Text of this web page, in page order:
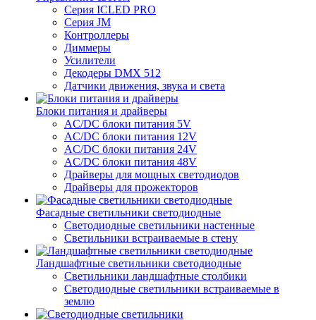
Серия ICLED PRO
Серия JM
Контроллеры
Диммеры
Усилители
Декодеры DMX 512
Датчики движения, звука и света
Блоки питания и драйверы
AC/DC блоки питания 5V
AC/DC блоки питания 12V
AC/DC блоки питания 24V
AC/DC блоки питания 48V
Драйверы для мощных светодиодов
Драйверы для прожекторов
Фасадные светильники светодиодные
Светодиодные светильники настенные
Светильники встраиваемые в стену
Ландшафтные светильники светодиодные
Светильники ландшафтные столбики
Светодиодные светильники встраиваемые в
землю